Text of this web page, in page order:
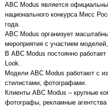
ABC Modus является
национального конкурса Мисс
года.
ABC Modus организует
мероприятия с участием
В ABC Modus постоянно
Look.
Модели ABC Modus работают с
стилистами, фотографами.
Клиенты ABC Modus – крупные
фотографы, рекламные